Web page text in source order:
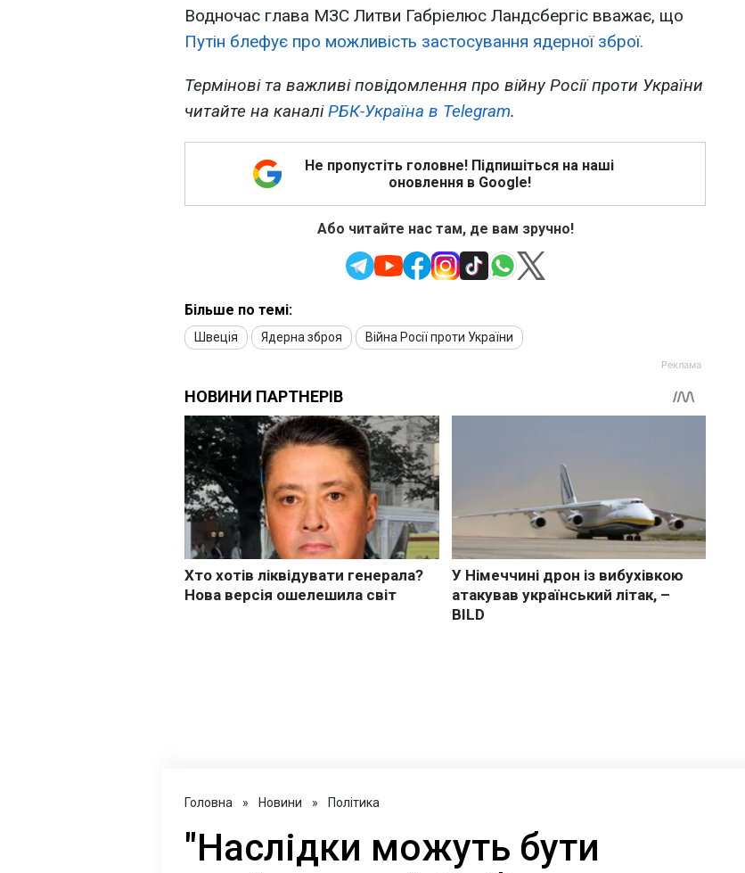
Водночас глава МЗС Литви Габріелюс Ландсбергіс вважає, що
Путін блефує про можливість застосування ядерної зброї.
Термінові та важливі повідомлення про війну Росії проти України
читайте на каналіРБК-Україна в Telegram.
Не пропустіть головне! Підпишіться на наші
оновлення в Google!
Або читайте нас там, де вам зручно!
Більше по темі:
Швеція Ядерна зброя Війна Росії проти України
Головна » Новини » Політика
"Наслідки можуть бути